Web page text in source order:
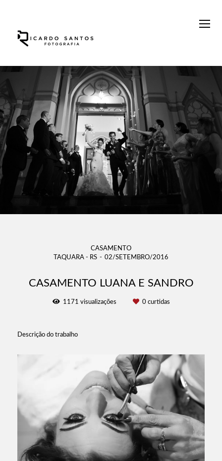
CASAMENTO
TAQUARA - RS
02/SETEMBRO/2016
CASAMENTO LUANA E SANDRO
1171 visualizações 0curtidas
Descrição do trabalho